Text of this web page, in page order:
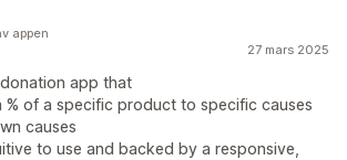
27 mars 2025
app that
% of a specific product to specific causes
causes
to use and backed by a responsive,
appen